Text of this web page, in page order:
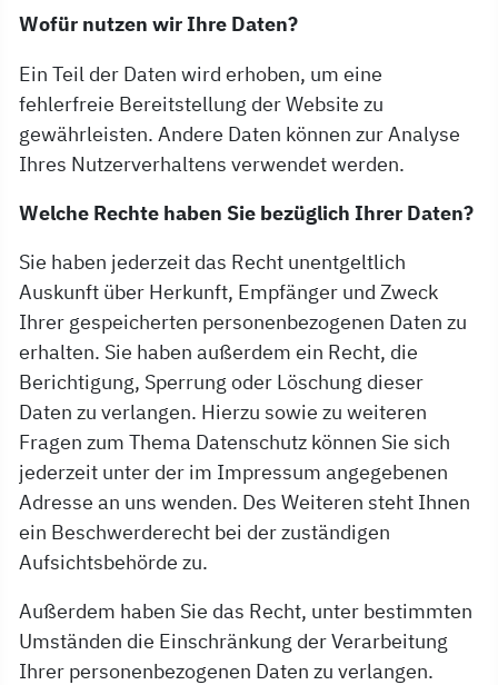
Wofür nutzen wir Ihre Daten?
Ein Teil der Daten wird erhoben, um eine
fehlerfreie Bereitstellung der Website zu
gewährleisten. Andere Daten können zur Analyse
Ihres Nutzerverhaltens verwendet werden.
Welche Rechte haben Sie bezüglich Ihrer Daten?
Sie haben jederzeit das Recht unentgeltlich
Auskunft über Herkunft, Empfänger und Zweck
Ihrer gespeicherten personenbezogenen Daten zu
erhalten. Sie haben außerdem ein Recht, die
Berichtigung, Sperrung oder Löschung dieser
Daten zu verlangen. Hierzu sowie zu weiteren
Fragen zum Thema Datenschutz können Sie sich
jederzeit unter der im Impressum angegebenen
Adresse an uns wenden. Des Weiteren steht Ihnen
ein Beschwerderecht bei der zuständigen
Aufsichtsbehörde zu.
Außerdem haben Sie das Recht, unter bestimmten
Umständen die Einschränkung der Verarbeitung
Ihrer personenbezogenen Daten zu verlangen.